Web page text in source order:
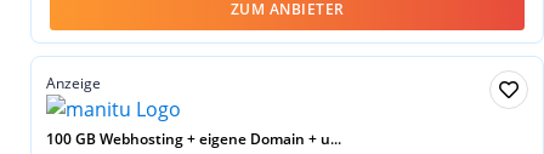
ZUM ANBIETER
Anzeige
100 GB Webhosting + eigene Domain + u...